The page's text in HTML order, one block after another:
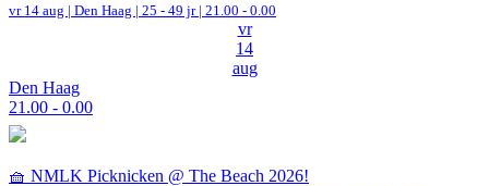
vr 14 aug | Den Haag | 25 - 49 jr | 21.00 - 0.00
vr
14
aug
Den Haag
21.00 - 0.00
🧺 NMLK Picknicken @ The Beach 2026!